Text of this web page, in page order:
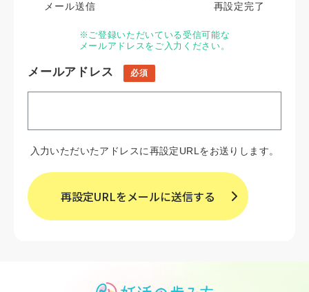
メール送信
再設定完了
※ご登録いただいている受信可能な
メールアドレスをご入力ください。
メールアドレス 必須
入力いただいたアドレスに再設定URLをお送りします。